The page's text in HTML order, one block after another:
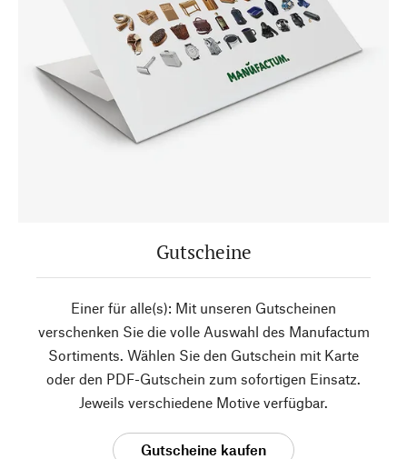
Gutscheine
Einer für alle(s): Mit unseren Gutscheinen
verschenken Sie die volle Auswahl des Manufactum
Sortiments. Wählen Sie den Gutschein mit Karte
oder den PDF-Gutschein zum sofortigen Einsatz.
Jeweils verschiedene Motive verfügbar.
Gutscheine kaufen